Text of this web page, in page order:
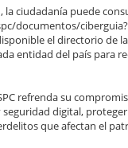
ciudadanía puede
documentos/
el directorio de
entidad del país para
refrenda su
digital,
que afectan el